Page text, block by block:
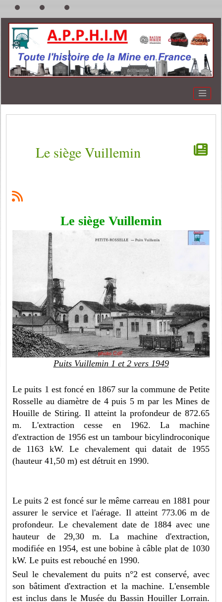
Le siège Vuillemin
Le siège Vuillemin
Puits Vuillemin 1 et 2 vers 1949
Le puits 1 est foncé en 1867 sur la commune de Petite
Rosselle au diamètre de 4 puis 5 m par les Mines de
Houille de Stiring. Il atteint la profondeur de 872.65
m. L'extraction cesse en 1962. La machine
d'extraction de 1956 est un tambour bicylindroconique
de 1163 kW. Le chevalement qui datait de 1955
(hauteur 41,50 m) est détruit en 1990.
Le puits 2 est foncé sur le même carreau en 1881 pour
assurer le service et l'aérage. Il atteint 773.06 m de
profondeur. Le chevalement date de 1884 avec une
hauteur de 29,30 m. La machine d'extraction,
modifiée en 1954, est une bobine à câble plat de 1030
kW. Le puits est rebouché en 1990.
Seul le chevalement du puits n°2 est conservé, avec
son bâtiment d'extraction et la machine. L'ensemble
est inclus dans le Musée du Bassin Houiller Lorrain.